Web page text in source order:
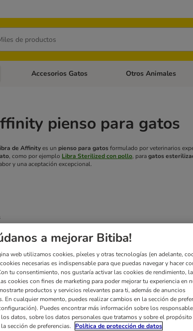
Accesorios Perros
Menú de categoria abierto: Comida Gatos
Accesorios Gatos Menú de categoria
Otros Animales
pienso para gatos
de Affinityes un pienso para gatosformulado por veterinarios
, como por ejemplo Libra Sterilized con pollo, paragatos
y una aceptación excepcional.
a mejorar Bitiba!
web utilizamos cookies, píxeles y otras tecnologías (en adelante,
necesarias es indispensable para que puedas navegar y hacer
tu consentimiento, nos gustaría activar las cookies de rendimiento,
cookies con fines de marketing para poder mejorar tu experiencia en
productos y servicios relevantes para ti, además de anuncios
En cualquier momento, puedes realizar cambios en la sección de
Puedes encontrar más información sobre los
datos, sobre los datos personales que tratamos y sobre el propósito
sección de preferencias.
Política de protección de datos